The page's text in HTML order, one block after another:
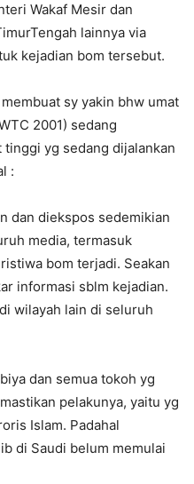
Wakaf Mesir dan
lainnya via
kejadian bom tersebut.
sy yakin bhw umat
2001) sedang
yg sedang dijalankan
:
dan diekspos sedemikian
media, termasuk
bom terjadi. Seakan
informasi sblm kejadian.
wilayah lain di seluruh
dan semua tokoh yg
pelakunya, yaitu yg
Islam. Padahal
di Saudi belum memulai